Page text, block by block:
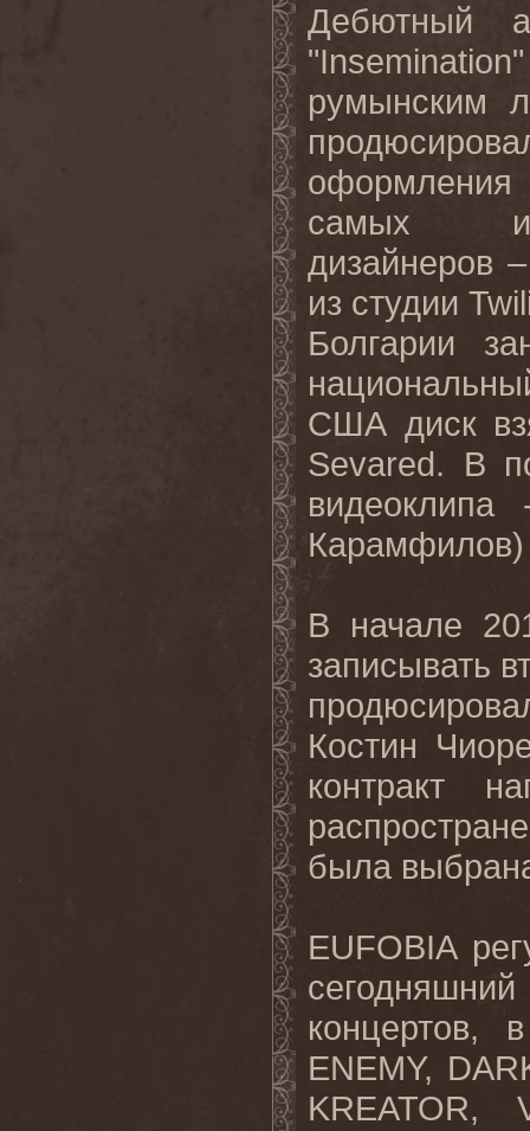
Дебютный
румынским
самых
дизайнеров
из студии
Болгарии
США диск
Sevared. В
Карамфилов)
В начале
записывать
Костин
контракт
была
EUFOBIA
концертов,
ENEMY,
KREATOR,